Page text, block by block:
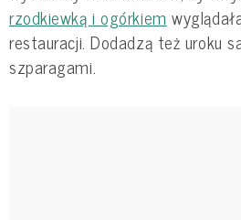
rzodkiewką i ogórkiem
restauracji. Dodadzą też uroku
szparagami.